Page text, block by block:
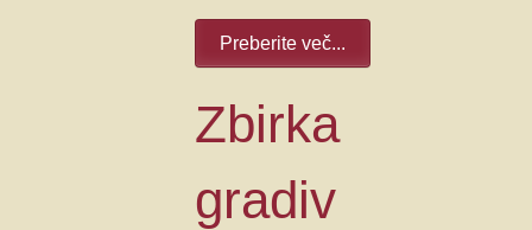
Preberite več...
Zbirka
gradiv